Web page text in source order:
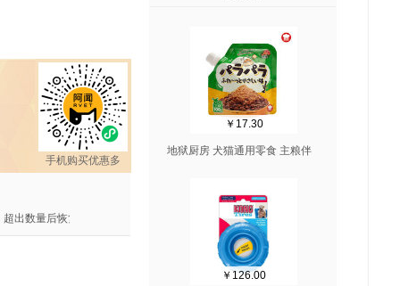
手机购买优惠多
超出数量后恢复原价
￥17.30
地狱厨房 犬猫通用零食 主粮伴
￥126.00